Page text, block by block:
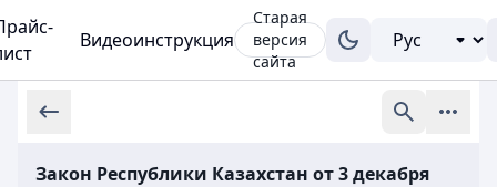
Видеоинструкция
Старая
версия
сайта
Закон Республики Казахстан от 3 декабря